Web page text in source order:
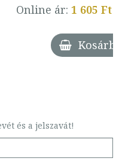
Online ár: 1 605 Ft
Kosárba
és a jelszavát!